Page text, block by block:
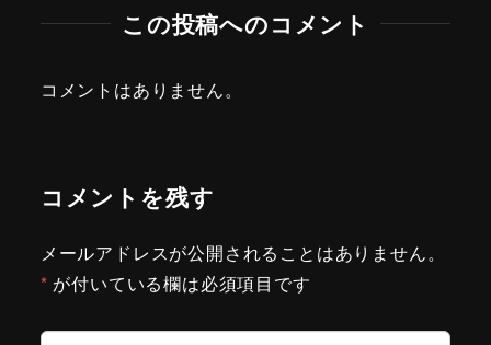
この投稿へのコメント
コメントはありません。
コメントを残す
メールアドレスが公開されることはありません。
* が付いている欄は必須項目です